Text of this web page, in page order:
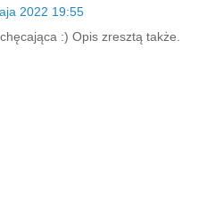
2022 19:55
:) Opis zresztą także.